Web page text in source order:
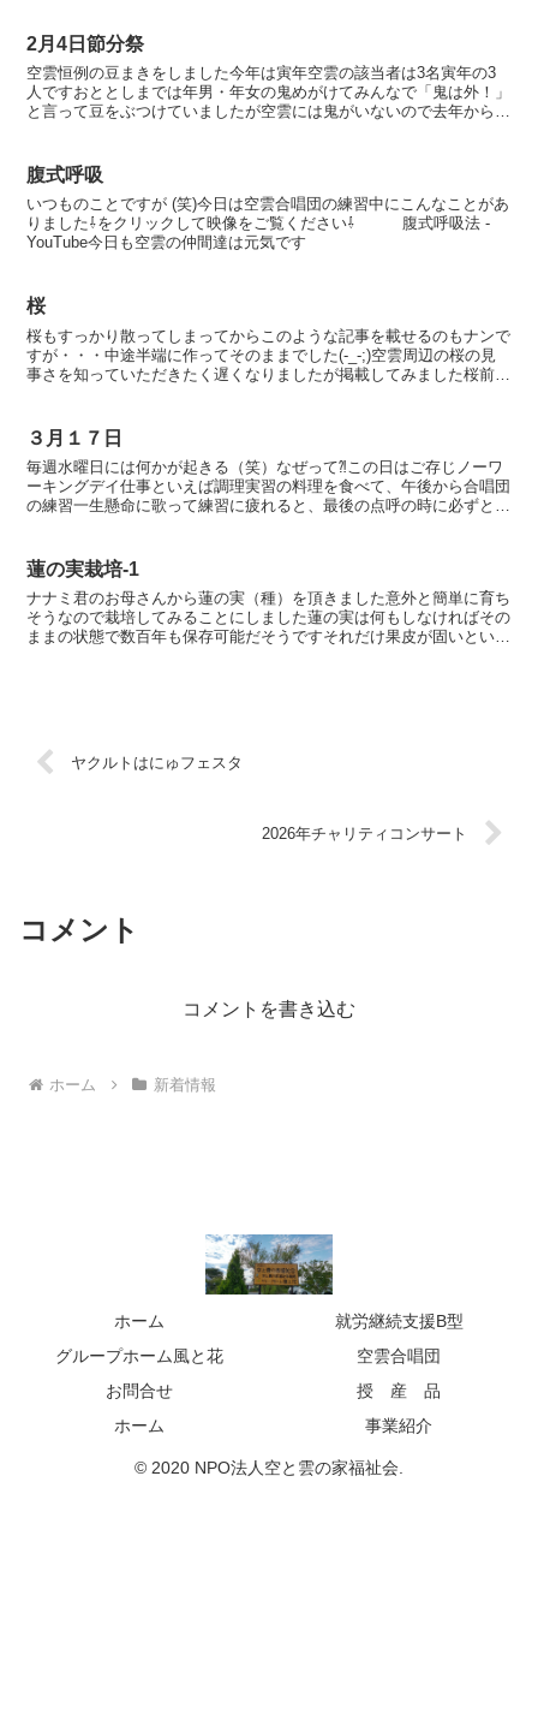
2月4日節分祭
空雲恒例の豆まきをしました今年は寅年空雲の該当者は3名寅年の3
人ですおととしまでは年男・年女の鬼めがけてみんなで「鬼は外！」
と言って豆をぶつけていましたが空雲には鬼がいないので去年からは
腹式呼吸
いつものことですが (笑)今日は空雲合唱団の練習中にこんなことがあ
りました⇩をクリックして映像をご覧ください⇩ 腹式呼吸法 -
YouTube今日も空雲の仲間達は元気です
桜
桜もすっかり散ってしまってからこのような記事を載せるのもナンで
すが・・・中途半端に作ってそのままでした(-_-;)空雲周辺の桜の見
事さを知っていただきたく遅くなりましたが掲載してみました桜前線
３月１７日
毎週水曜日には何かが起きる（笑）なぜって⁈この日はご存じノーワ
ーキングデイ仕事といえば調理実習の料理を食べて、午後から合唱団
の練習一生懸命に歌って練習に疲れると、最後の点呼の時に必ずと言
蓮の実栽培-1
ナナミ君のお母さんから蓮の実（種）を頂きました意外と簡単に育ち
そうなので栽培してみることにしました蓮の実は何もしなければその
ままの状態で数百年も保存可能だそうですそれだけ果皮が固いという
ヤクルトはにゅフェスタ
2026年チャリティコンサート
コメント
コメントを書き込む
ホーム 新着情報
ホーム
就労継続支援B型
グループホーム風と花
空雲合唱団
お問合せ
授 産 品
ホーム
事業紹介
© 2020 NPO法人空と雲の家福祉会.